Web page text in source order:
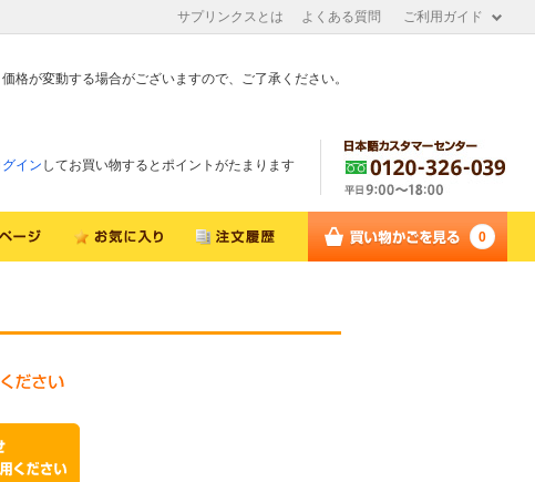
サプリンクスとは よくある質問 ご利用ガイド
格が変動する場合がございますので、ご了承ください。
グイン してお買い物するとポイントがたまります
0